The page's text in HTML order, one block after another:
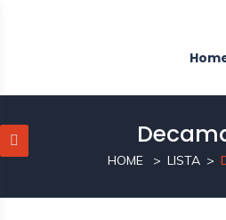
HOME LISTA